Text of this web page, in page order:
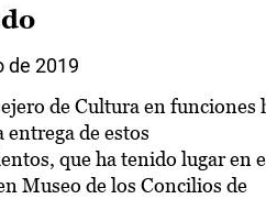
de 2019
de Cultura en funciones
entrega de estos
que ha tenido lugar en
Museo de los Concilios de